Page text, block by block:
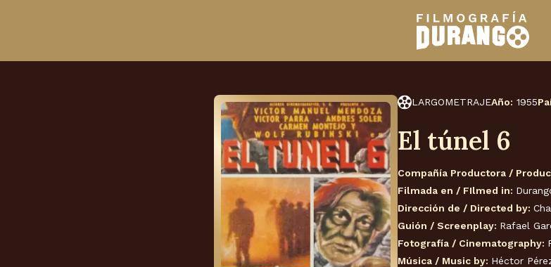
LARGOMETRAJEAño: 1955
El túnel 6
Compañía Productora /
Filmada en / FIlmed in:
Dirección de / Directed by:
Guión / Screenplay: Rafael
Fotografía / Cinematography:
Música / Music by: Héctor